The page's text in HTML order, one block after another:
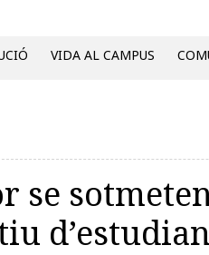
VIDA AL CAMPUS
se